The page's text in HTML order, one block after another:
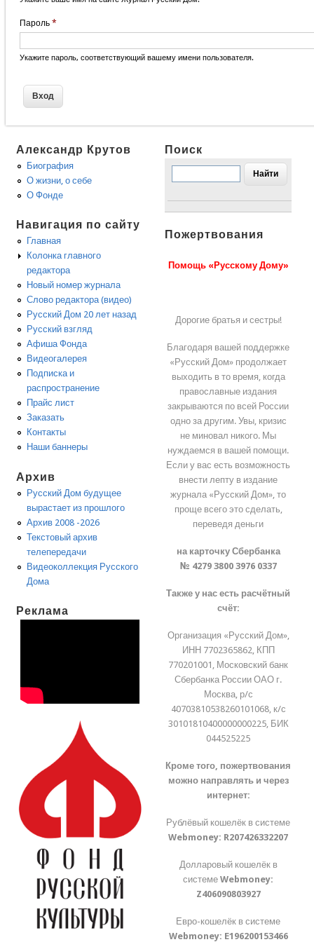
Пароль *
Укажите пароль, соответствующий вашему имени пользователя.
Александр Крутов
Биография
О жизни, о себе
О Фонде
Навигация по сайту
Главная
Колонка главного
редактора
Новый номер журнала
Слово редактора (видео)
Русский Дом 20 лет назад
Русский взгляд
Афиша Фонда
Видеогалерея
Подписка и
распространение
Прайс лист
Заказать
Контакты
Наши баннеры
Архив
Русский Дом будущее
вырастает из прошлого
Архив 2008 -2026
Текстовый архив
телепередачи
Видеоколлекция Русского
Дома
Реклама
Поиск
Пожертвования
Помощь «Русскому Дому»
Дорогие братья и сестры!
Благодаря вашей поддержке
«Русский Дом» продолжает
выходить в то время, когда
православные издания
закрываются по всей России
одно за другим. Увы, кризис
не миновал никого. Мы
нуждаемся в вашей помощи.
Если у вас есть возможность
внести лепту в издание
журнала «Русский Дом», то
проще всего это сделать,
переведя деньги
на карточку Сбербанка
№ 4279 3800 3976 0337
Также у нас есть расчётный
счёт:
Организация «Русский Дом»,
ИНН 7702365862, КПП
770201001, Московский банк
Сбербанка России ОАО г.
Москва, р/с
40703810538260101068, к/с
30101810400000000225, БИК
044525225
Кроме того, пожертвования
можно направлять и через
интернет:
Рублёвый кошелёк в системе
Webmoney: R207426332207
Долларовый кошелёк в
системеWebmoney:
Z406090803927
Евро-кошелёк в системе
Webmoney: E196200153466